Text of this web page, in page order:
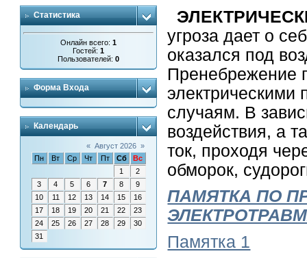
Статистика
Онлайн всего:1
Гостей:1
Пользователей:0
Форма Входа
Календарь
« Август 2026 »
Пн
Вт Ср Чт Пт Сб
Вс
1
2
3
4 5 6 7 8
9
10
11 12 13 14 15
16
17
18 19 20 21 22
23
24
25 26 27 28 29
30
31
угроза дает о
оказался под
Пренебрежение
электрическими
случаям. В
воздействия, а
ток, проходя
обморок,
ПАМЯТКА ПО
Памятка 1